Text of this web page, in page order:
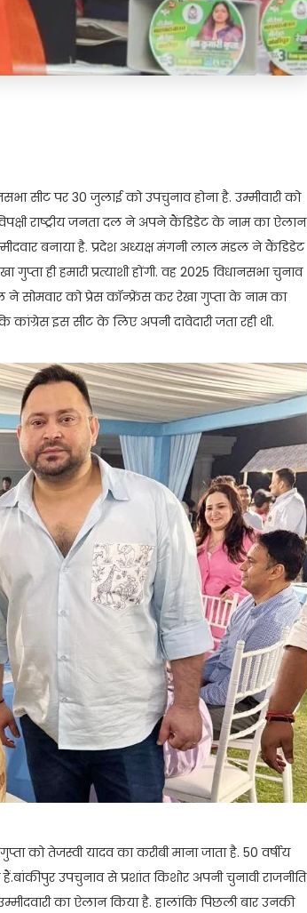
सीट पर 30 जुलाई को उपचुनाव होना है. उम्मीवारी को
राष्ट्रीय जनता दल ने अपने कैंडिडेट के नाम का ऐलान
बनाया है. प्रदेश अध्यक्ष मंगनी लाल मंडल ने कैंडिडेट
ही हमारी प्रत्याशी होंगी. वह 2025 विधानसभा चुनाव
सोमवार को प्रेस कॉन्फ्रेंस कर रेखा गुप्ता के नाम का
इस सीट के लिए अपनी दावेदारी जता रही थी.
को तेजस्वी यादव का करीबी माना जाता है. 50 वर्षीय
उपचुनाव से प्रशांत किशोर अपनी चुनावी राजनीति
का ऐलान किया है. हालांकि पिछली बार उनकी